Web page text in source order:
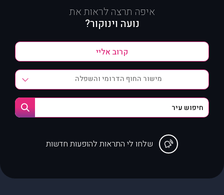
איפה תרצה לראות את
נועה וינוקור?
מישור החוף הדרומי והשפלה
שלחו לי התראות להופעות חדשות